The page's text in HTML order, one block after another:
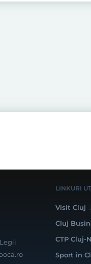
LINKURI
Visit Cluj
Cluj
CTP Cluj-
Sport în